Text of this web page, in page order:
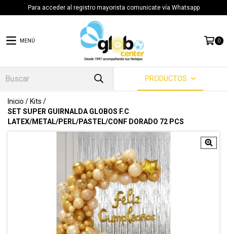
Para acceder al registro mayorista comunicate vía Whatsapp
MENÚ 0
PRODUCTOS
Inicio / Kits /
SET SUPER GUIRNALDA GLOBOS F.C
LATEX/METAL/PERL/PASTEL/CONF DORADO 72 PCS